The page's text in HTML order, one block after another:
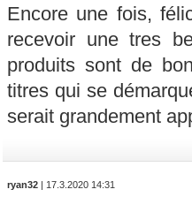
Encore une fois,
recevoir une tres
produits sont de
titres qui se
serait grandement
ryan32 | 17.3.2020 14:31